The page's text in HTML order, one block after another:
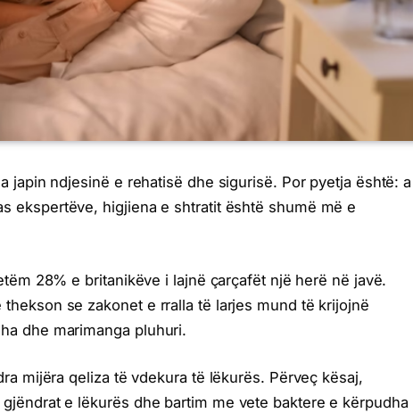
japin ndjesinë e rehatisë dhe sigurisë. Por pyetja është: a
ekspertëve, higjiena e shtratit është shumë më e
28% e britanikëve i lajnë çarçafët një herë në javë.
se zakonet e rralla të larjes mund të krijojnë
dhe marimanga pluhuri.
mijëra qeliza të vdekura të lëkurës. Përveç kësaj,
e lëkurës dhe bartim me vete baktere e kërpudha